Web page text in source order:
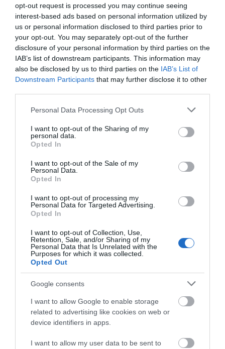
opt-out request is processed you may continue seeing
interest-based ads based on personal information utilized by
us or personal information disclosed to third parties prior to
your opt-out. You may separately opt-out of the further
disclosure of your personal information by third parties on the
IAB’s list of downstream participants. This information may
also be disclosed by us to third parties on the IAB’s List of
Downstream Participants that may further disclose it to other
Please note that this website/app uses one or more Google
not limited to your visit or usage behaviour. You may click to
grant or deny consent to Google and its third-party tags to
use your data for below specified purposes in below Google
consent section.
Personal Data Processing Opt Outs
I want to opt-out of the Sharing of my
personal data.
Opted In
I want to opt-out of the Sale of my
Personal Data.
Opted In
I want to opt-out of processing my
Personal Data for Targeted Advertising.
Opted In
I want to opt-out of Collection, Use,
Retention, Sale, and/or Sharing of my
Personal Data that Is Unrelated with the
Purposes for which it was collected.
Opted Out
Google consents
I want to allow Google to enable storage
related to advertising like cookies on web or
device identifiers in apps.
I want to allow my user data to be sent to
Προτεινόμενα άρθρα